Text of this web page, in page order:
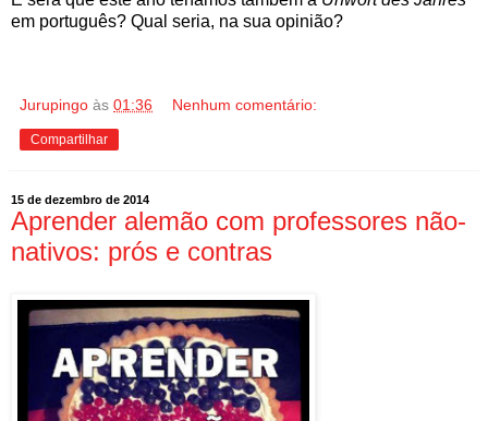
em português? Qual seria, na sua opinião?
Jurupingo às 01:36 Nenhum comentário:
Compartilhar
15 de dezembro de 2014
Aprender alemão com professores não-
nativos: prós e contras